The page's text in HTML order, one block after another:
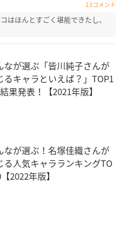
13コメント
はほんとすごく堪能できたし、
なが選ぶ「皆川純子さんが
るキャラといえば？」TOP1
果発表！【2021年版】
なが選ぶ！名塚佳織さんが
る人気キャラランキングTO
2022年版】